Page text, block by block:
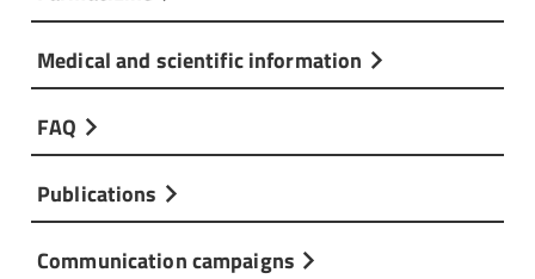
Medical and scientific information
FAQ
Publications
Communication campaigns